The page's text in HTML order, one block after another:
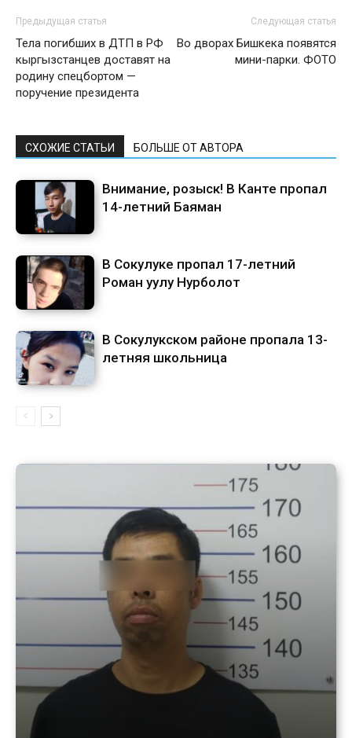
Предыдущая статья
Тела погибших в ДТП в РФ
кыргызстанцев доставят на
родину спецбортом —
поручение президента
Следующая статья
Во дворах Бишкека появятся
мини-парки. ФОТО
СХОЖИЕ СТАТЬИ БОЛЬШЕ ОТ АВТОРА
Внимание, розыск! В Канте пропал
14-летний Баяман
В Сокулуке пропал 17-летний
Роман уулу Нурболот
В Сокулукском районе пропала 13-
летняя школьница